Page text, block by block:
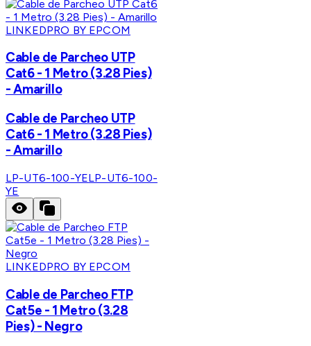
LINKEDPRO BY EPCOM
Cable de Parcheo UTP
Cat6 - 1 Metro (3.28 Pies)
- Amarillo
Cable de Parcheo UTP
Cat6 - 1 Metro (3.28 Pies)
- Amarillo
LP-UT6-100-YELP-UT6-100-
YE
LINKEDPRO BY EPCOM
Cable de Parcheo FTP
Cat5e - 1 Metro (3.28
Pies) - Negro